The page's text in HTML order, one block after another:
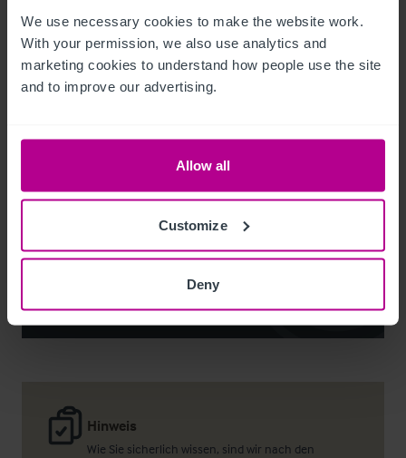
We use necessary cookies to make the website work.
With your permission, we also use analytics and
marketing cookies to understand how people use the site
and to improve our advertising.
Allow all
Customize
Deny
Hinweis
Wie Sie sicherlich wissen, sind wir nach den
Noel Moffitt
Senior Director - Corporate Pubs and Restaurants
noel.moffitt@christie.com
Kontakt